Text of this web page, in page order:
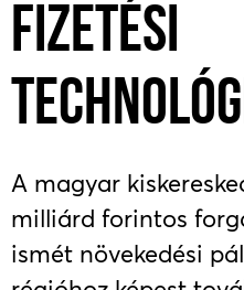
FIZETÉSI
A magyar
milliárd forintos
ismét növekedési